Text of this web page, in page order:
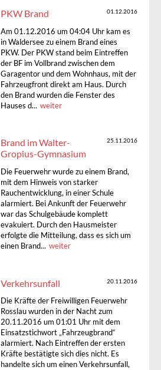
01.12.2016
PKW Brand
Am 01.12.2016 um 04:04 Uhr kam es
in Waldersee zu einem Brand eines
PKW. Der PKW stand beim Eintreffen
der BF im Vollbrand zwischen dem
Garagentor und dem Wohnhaus, mit der
Fahrzeugfront direkt am Haus. Durch
den Brand wurden die Fenster des
Hauses d... weiter
25.11.2016
Brand im Walter-
Gropius-Gymnasium
Die Feuerwehr wurde zu einem Brand,
mit dem Hinweis von starker
Rauchentwicklung, in einer Schule
alarmiert. Bei Ankunft der Feuerwehr
war das Schulgebäude komplett
evakuiert. Durch den Hausmeister
erfolgte die Mitteilung, dass es sich um
einen Brand... weiter
20.11.2016
Verkehrsunfall
Die Kräfte der Freiwilligen Feuerwehr
Rosslau wurden in der Nacht zum
20.11.2016 um 01:01 Uhr mit dem
Einsatzstichwort „Fahrzeugbrand“
alarmiert. Nach Eintreffen der ersten
Kräfte bestätigte sich dies nicht. Es
handelte sich um einen Verkehrsunfall,